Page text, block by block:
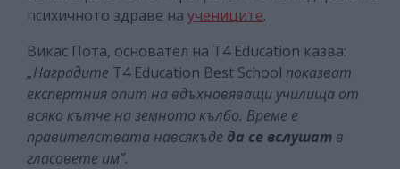
психичното здраве на учениците.
Викас Пота, основател на T4 Education казва:
„Наградите T4 Education Best School показват
експертния опит на вдъхновяващи училища от
всяко кътче на земното кълбо. Време е
правителствата навсякъде да се вслушат в
гласовете им”.